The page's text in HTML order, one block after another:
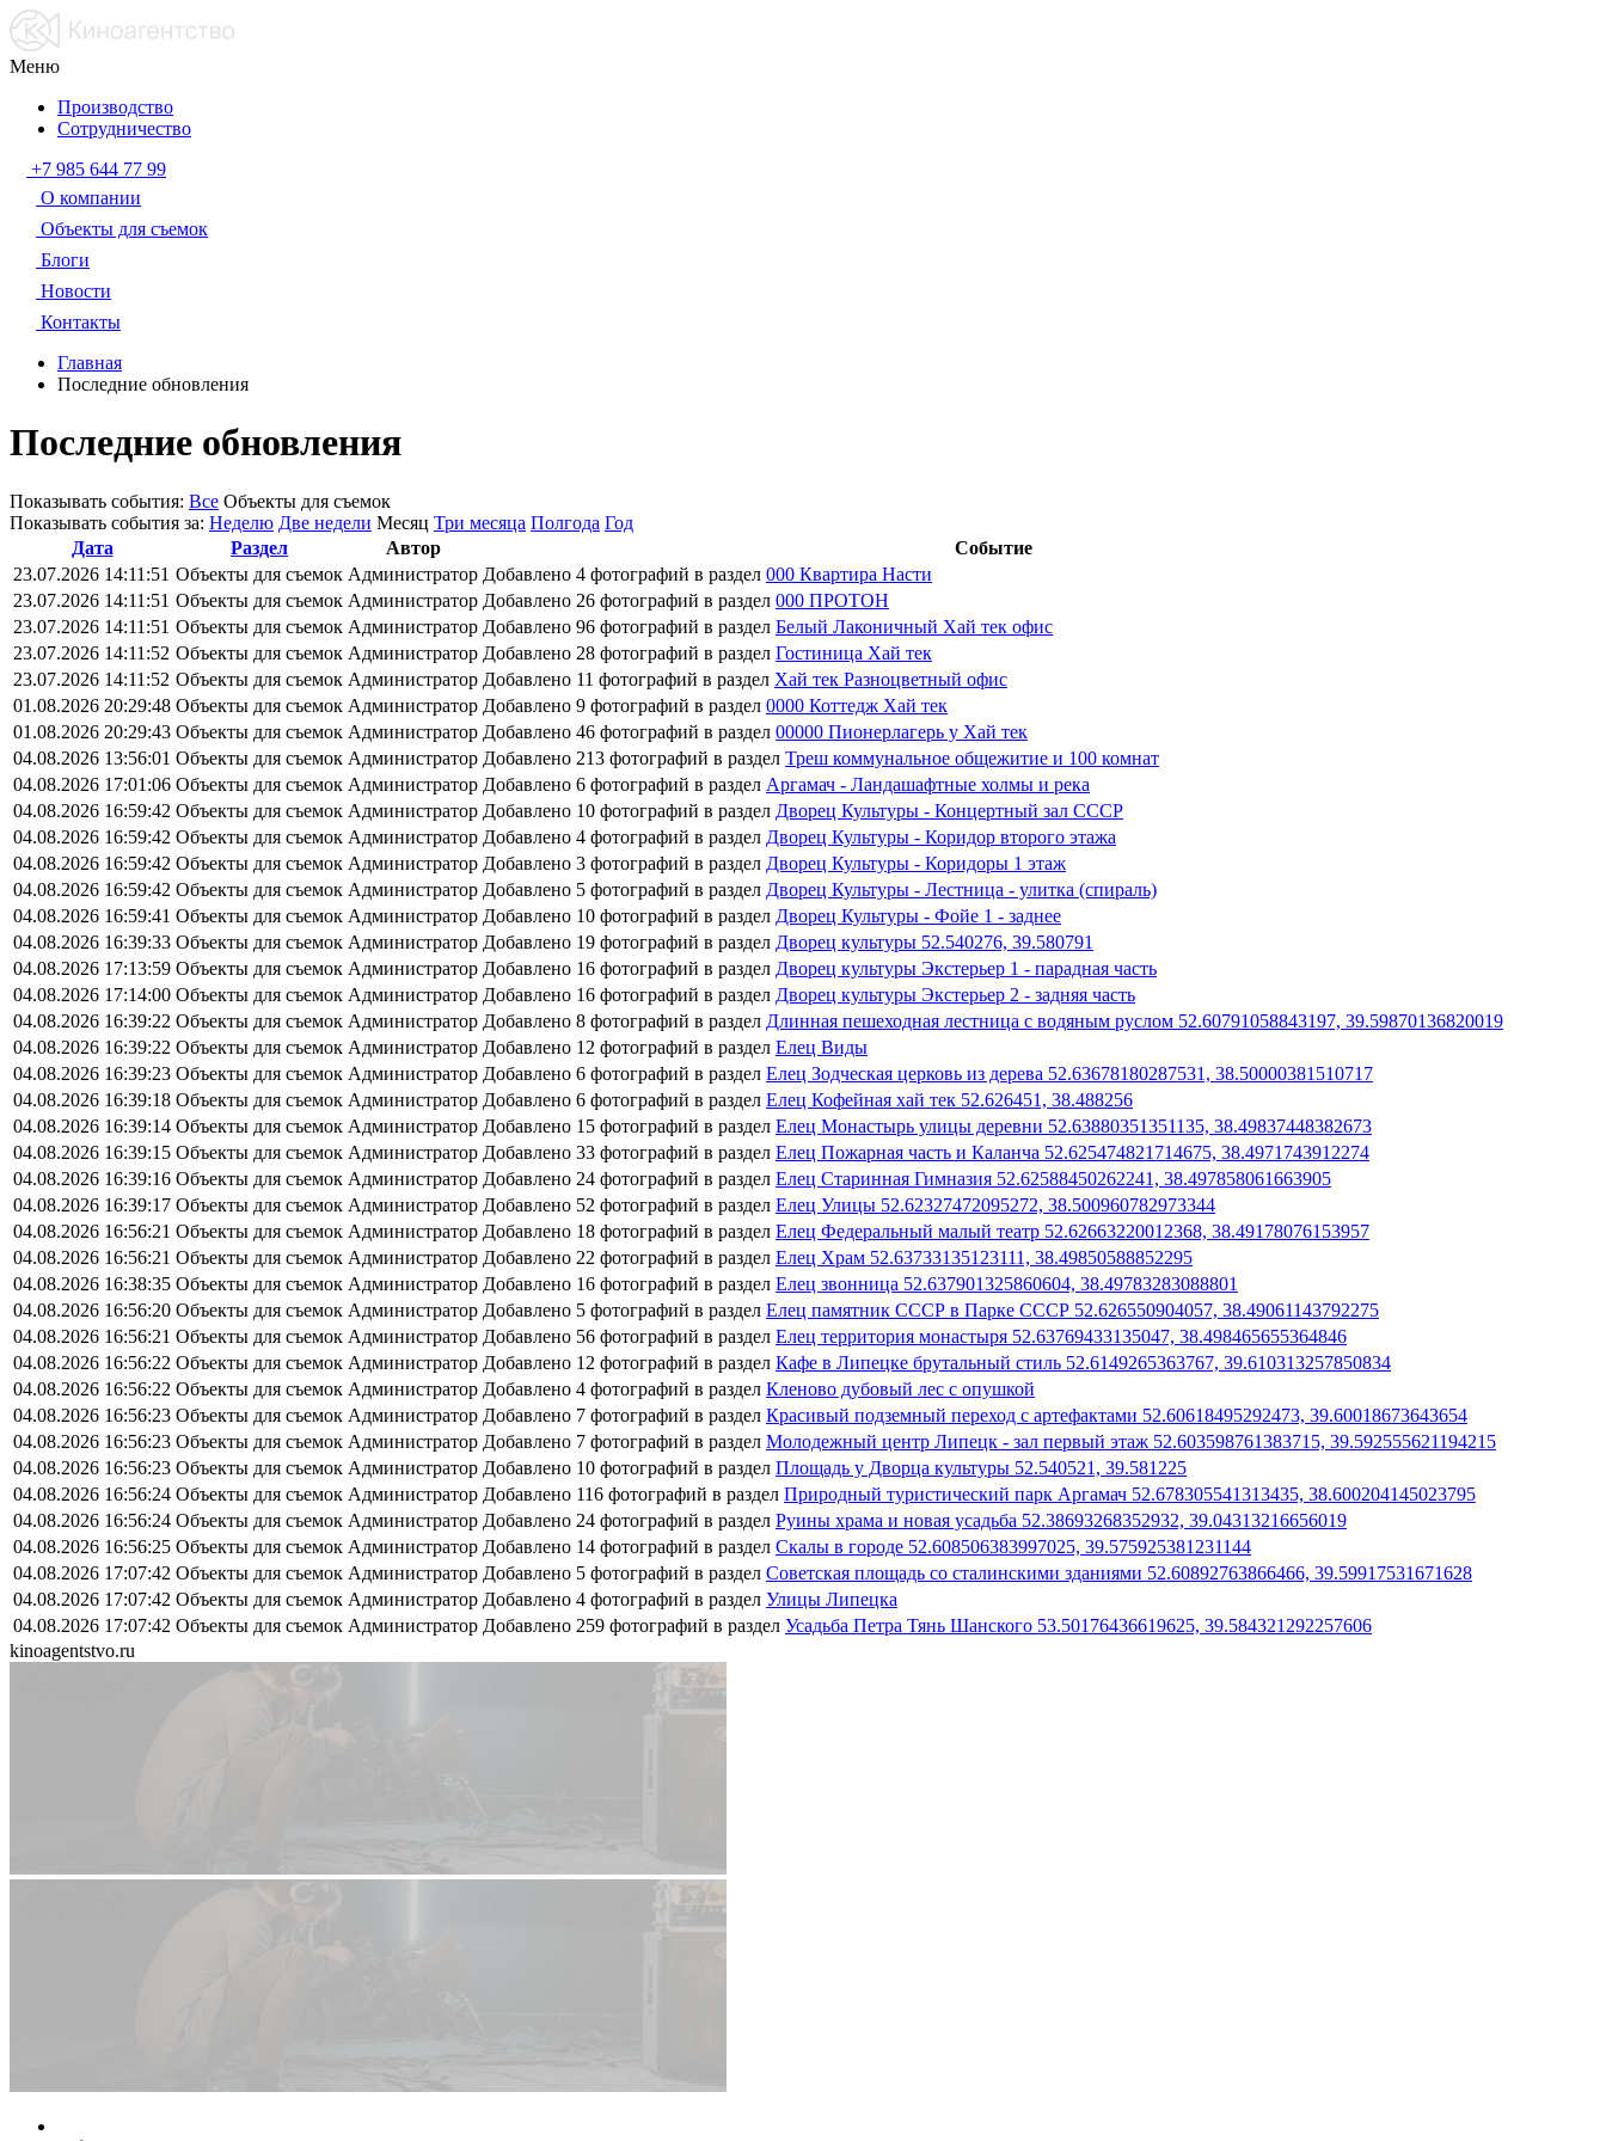
Меню
Производство
Сотрудничество
+7 985 644 77 99
О компании
Объекты для съемок
Блоги
Новости
Контакты
Главная
Последние обновления
Последние обновления
Показывать события: Все Объекты для съемок
Показывать события за: Неделю Две недели Месяц Три месяца Полгода Год
Дата
Раздел Автор
Событие
23.07.2026 14:11:51 Объекты для съемок Администратор Добавлено 4 фотографий в раздел 000 Квартира Насти
23.07.2026 14:11:51 Объекты для съемок Администратор Добавлено 26 фотографий в раздел 000 ПРОТОН
23.07.2026 14:11:51 Объекты для съемок Администратор Добавлено 96 фотографий в раздел Белый Лаконичный Хай тек офис
23.07.2026 14:11:52 Объекты для съемок Администратор Добавлено 28 фотографий в раздел Гостиница Хай тек
23.07.2026 14:11:52 Объекты для съемок Администратор Добавлено 11 фотографий в раздел Хай тек Разноцветный офис
01.08.2026 20:29:48 Объекты для съемок Администратор Добавлено 9 фотографий в раздел 0000 Коттедж Хай тек
01.08.2026 20:29:43 Объекты для съемок Администратор Добавлено 46 фотографий в раздел 00000 Пионерлагерь у Хай тек
04.08.2026 13:56:01 Объекты для съемок Администратор Добавлено 213 фотографий в раздел Треш коммунальное общежитие и 100 комнат
04.08.2026 17:01:06 Объекты для съемок Администратор Добавлено 6 фотографий в раздел Аргамач - Ландашафтные холмы и река
04.08.2026 16:59:42 Объекты для съемок Администратор Добавлено 10 фотографий в раздел Дворец Культуры - Концертный зал СССР
04.08.2026 16:59:42 Объекты для съемок Администратор Добавлено 4 фотографий в раздел Дворец Культуры - Коридор второго этажа
04.08.2026 16:59:42 Объекты для съемок Администратор Добавлено 3 фотографий в раздел Дворец Культуры - Коридоры 1 этаж
04.08.2026 16:59:42 Объекты для съемок Администратор Добавлено 5 фотографий в раздел Дворец Культуры - Лестница - улитка (спираль)
04.08.2026 16:59:41 Объекты для съемок Администратор Добавлено 10 фотографий в раздел Дворец Культуры - Фойе 1 - заднее
04.08.2026 16:39:33 Объекты для съемок Администратор Добавлено 19 фотографий в раздел Дворец культуры 52.540276, 39.580791
04.08.2026 17:13:59 Объекты для съемок Администратор Добавлено 16 фотографий в раздел Дворец культуры Экстерьер 1 - парадная часть
04.08.2026 17:14:00 Объекты для съемок Администратор Добавлено 16 фотографий в раздел Дворец культуры Экстерьер 2 - задняя часть
04.08.2026 16:39:22 Объекты для съемок Администратор Добавлено 8 фотографий в раздел Длинная пешеходная лестница с водяным руслом 52.60791058843197, 39.59870136820019
04.08.2026 16:39:22 Объекты для съемок Администратор Добавлено 12 фотографий в раздел Елец Виды
04.08.2026 16:39:23 Объекты для съемок Администратор Добавлено 6 фотографий в раздел Елец Зодческая церковь из дерева 52.63678180287531, 38.50000381510717
04.08.2026 16:39:18 Объекты для съемок Администратор Добавлено 6 фотографий в раздел Елец Кофейная хай тек 52.626451, 38.488256
04.08.2026 16:39:14 Объекты для съемок Администратор Добавлено 15 фотографий в раздел Елец Монастырь улицы деревни 52.63880351351135, 38.49837448382673
04.08.2026 16:39:15 Объекты для съемок Администратор Добавлено 33 фотографий в раздел Елец Пожарная часть и Каланча 52.625474821714675, 38.4971743912274
04.08.2026 16:39:16 Объекты для съемок Администратор Добавлено 24 фотографий в раздел Елец Старинная Гимназия 52.62588450262241, 38.497858061663905
04.08.2026 16:39:17 Объекты для съемок Администратор Добавлено 52 фотографий в раздел Елец Улицы 52.62327472095272, 38.500960782973344
04.08.2026 16:56:21 Объекты для съемок Администратор Добавлено 18 фотографий в раздел Елец Федеральный малый театр 52.62663220012368, 38.49178076153957
04.08.2026 16:56:21 Объекты для съемок Администратор Добавлено 22 фотографий в раздел Елец Храм 52.63733135123111, 38.49850588852295
04.08.2026 16:38:35 Объекты для съемок Администратор Добавлено 16 фотографий в раздел Елец звонница 52.637901325860604, 38.49783283088801
04.08.2026 16:56:20 Объекты для съемок Администратор Добавлено 5 фотографий в раздел Елец памятник СССР в Парке СССР 52.626550904057, 38.49061143792275
04.08.2026 16:56:21 Объекты для съемок Администратор Добавлено 56 фотографий в раздел Елец территория монастыря 52.63769433135047, 38.498465655364846
04.08.2026 16:56:22 Объекты для съемок Администратор Добавлено 12 фотографий в раздел Кафе в Липецке брутальный стиль 52.6149265363767, 39.610313257850834
04.08.2026 16:56:22 Объекты для съемок Администратор Добавлено 4 фотографий в раздел Кленово дубовый лес с опушкой
04.08.2026 16:56:23 Объекты для съемок Администратор Добавлено 7 фотографий в раздел Красивый подземный переход с артефактами 52.60618495292473, 39.60018673643654
04.08.2026 16:56:23 Объекты для съемок Администратор Добавлено 7 фотографий в раздел Молодежный центр Липецк - зал первый этаж 52.603598761383715, 39.592555621194215
04.08.2026 16:56:23 Объекты для съемок Администратор Добавлено 10 фотографий в раздел Площадь у Дворца культуры 52.540521, 39.581225
04.08.2026 16:56:24 Объекты для съемок Администратор Добавлено 116 фотографий в раздел Природный туристический парк Аргамач 52.678305541313435, 38.600204145023795
04.08.2026 16:56:24 Объекты для съемок Администратор Добавлено 24 фотографий в раздел Руины храма и новая усадьба 52.38693268352932, 39.04313216656019
04.08.2026 16:56:25 Объекты для съемок Администратор Добавлено 14 фотографий в раздел Скалы в городе 52.608506383997025, 39.575925381231144
04.08.2026 17:07:42 Объекты для съемок Администратор Добавлено 5 фотографий в раздел Советская площадь со сталинскими зданиями 52.60892763866466, 39.59917531671628
04.08.2026 17:07:42 Объекты для съемок Администратор Добавлено 4 фотографий в раздел Улицы Липецка
04.08.2026 17:07:42 Объекты для съемок Администратор Добавлено 259 фотографий в раздел Усадьба Петра Тянь Шанского 53.50176436619625, 39.584321292257606
kinoagentstvo.ru